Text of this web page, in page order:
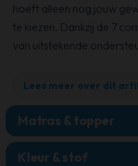
hoeft alleen nog jouw
te kiezen. Dankzij de 7
van uitstekende
Lees meer over dit
Matras & topper
Kleur & stof